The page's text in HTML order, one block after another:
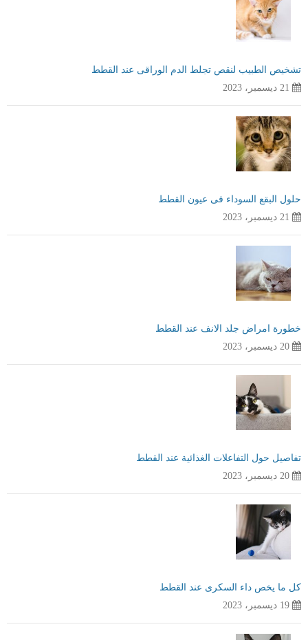
تشخيص الطبيب لنقص تجلط الدم الوراقى عند القطط
21 ديسمبر، 2023
حلول البقع السوداء فى عيون القطط
21 ديسمبر، 2023
خطورة امراض جلد الانف عند القطط
20 ديسمبر، 2023
تفاصيل حول التفاعلات الغذائية عند القطط
20 ديسمبر، 2023
كل ما يخص داء السكرى عند القطط
19 ديسمبر، 2023